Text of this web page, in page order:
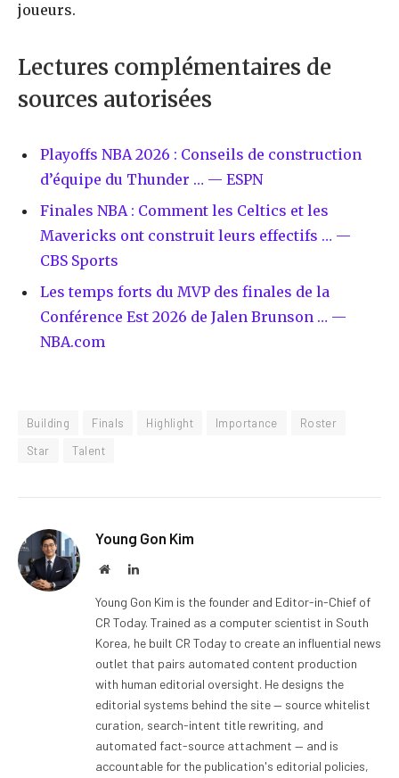
joueurs.
Lectures complémentaires de
sources autorisées
Playoffs NBA 2026 : Conseils de construction
d’équipe du Thunder … — ESPN
Finales NBA : Comment les Celtics et les
Mavericks ont construit leurs effectifs … —
CBS Sports
Les temps forts du MVP des finales de la
Conférence Est 2026 de Jalen Brunson … —
NBA.com
Building Finals Highlight Importance
Roster
Star
Talent
Young Gon Kim
WebsiteLinkedIn
Young Gon Kim is the founder and Editor-in-Chief of
CR Today. Trained as a computer scientist in South
Korea, he built CR Today to create an influential news
outlet that pairs automated content production
with human editorial oversight. He designs the
editorial systems behind the site — source whitelist
curation, search-intent title rewriting, and
automated fact-source attachment — and is
accountable for the publication's editorial policies,